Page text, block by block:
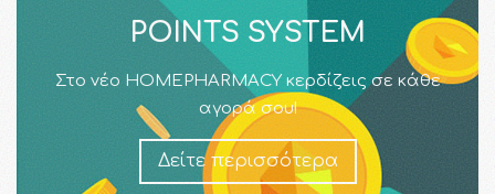
POINTS SYSTEM
Στο νέο HOMEPHARMACY κερδίζεις σε κάθε
αγορά σου!
Δείτε περισσότερα